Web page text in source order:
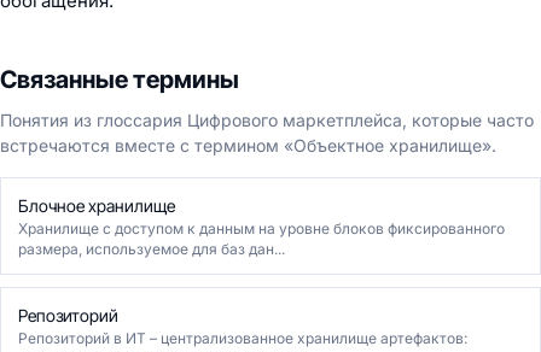
Связанные термины
Понятия из глоссария Цифрового маркетплейса, которые часто
встречаются вместе с термином «Объектное хранилище».
Блочное хранилище
Хранилище с доступом к данным на уровне блоков фиксированного
размера, используемое для баз дан...
Репозиторий
Репозиторий в ИТ – централизованное хранилище артефактов: